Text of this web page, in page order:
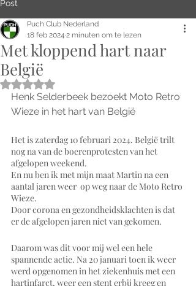
Post
Met kloppend hart naar
België
Puch Club Nederland
18 feb 2024 2 minuten om te lezen
Beoordeeld met NaN uit 5 sterren.
Henk Selderbeek bezoekt Moto Retro
Wieze in het hart van België
Het is zaterdag 10 februari 2024. België trilt
nog na van de boerenprotesten van het
afgelopen weekend.
En nu ben ik met mijn maat Martin na een
aantal jaren weer  op weg naar de Moto Retro
Wieze.
Door corona en gezondheidsklachten is dat
er de afgelopen jaren niet van gekomen.
Daarom was dit voor mij wel een hele
spannende actie. Na 20 januari toen ik weer
werd opgenomen in het ziekenhuis met een
hartinfarct, weer een stent erbij kreeg en